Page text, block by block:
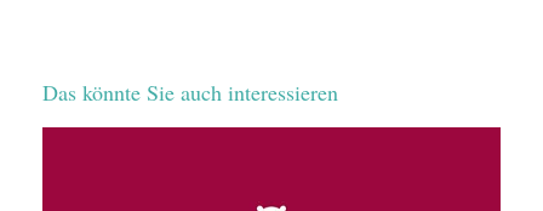
Das könnte Sie auch interessieren